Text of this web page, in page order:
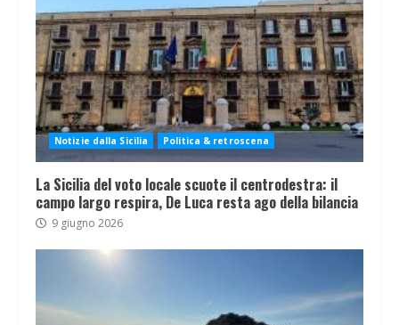
Notizie dalla Sicilia Politica & retroscena
La Sicilia del voto locale scuote il centrodestra: il
campo largo respira, De Luca resta ago della bilancia
9 giugno 2026